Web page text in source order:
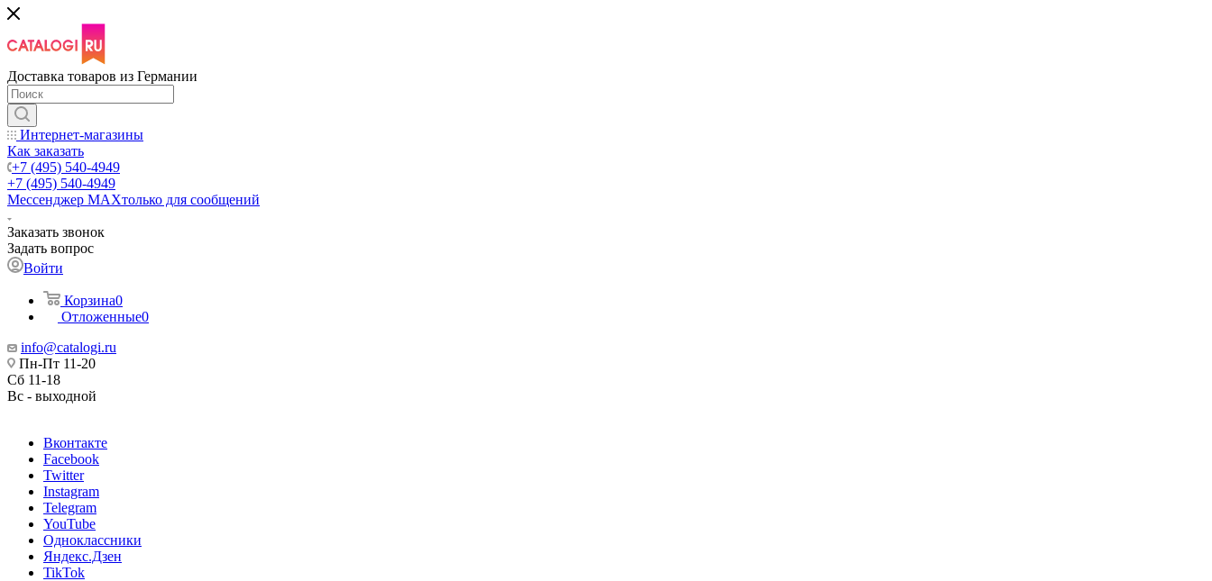
Доставка товаров из Германии
Интернет-магазины
Как заказать
+7 (495) 540-4949
+7 (495) 540-4949
Мессенджер МАХтолько для сообщений
Заказать звонок
Задать вопрос
Войти
Корзина0
Отложенные0
info@catalogi.ru
Пн-Пт 11-20
Сб 11-18
Вс - выходной
Вконтакте
Facebook
Twitter
Instagram
Telegram
YouTube
Одноклассники
Яндекс.Дзен
TikTok